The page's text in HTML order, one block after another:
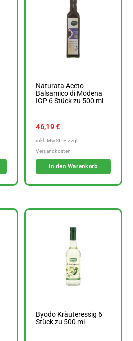
Naturata Aceto
Balsamico di Modena
IGP 6 Stück zu 500 ml
46,19€
In den Warenkorb
Byodo Kräuteressig 6
Stück zu 500 ml